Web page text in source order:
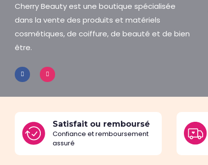
Cherry Beauty est une boutique spécialisée
dans la vente des produits et matériels
cosmétiques, de coiffure, de beauté et de bien
être.
Satisfait ou remboursé
Confiance et remboursement
assuré